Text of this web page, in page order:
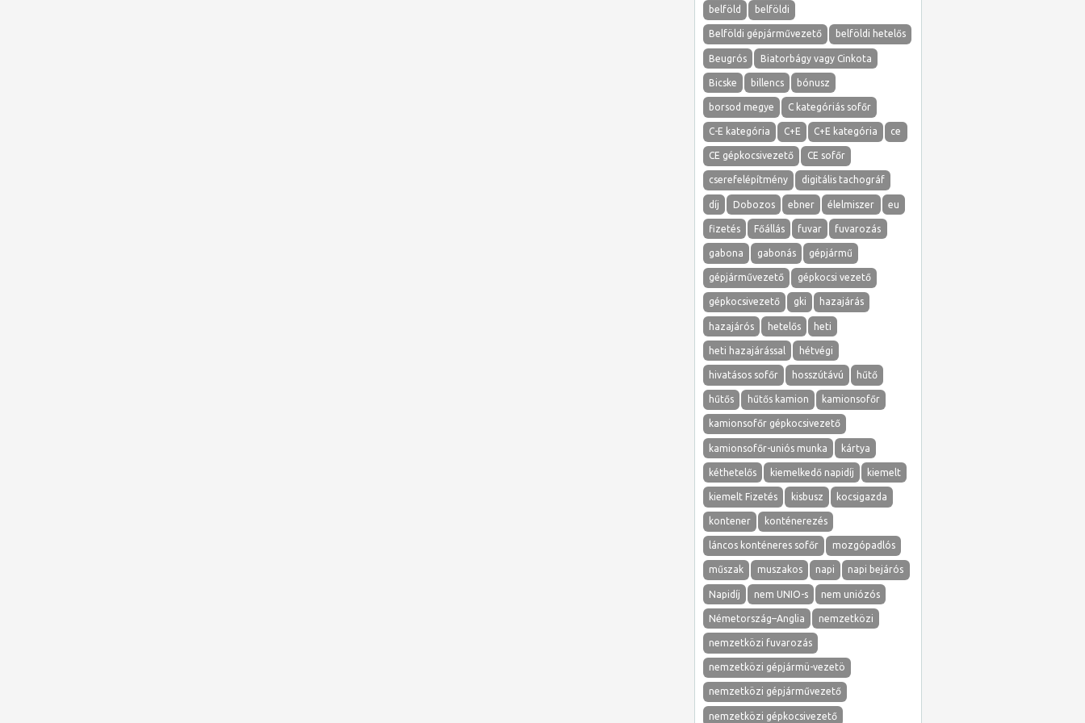
belföld belföldi
Belföldi gépjárművezető belföldi hetelős
Beugrós Biatorbágy vagy Cinkota
Bicske billencs bónusz
borsod megye C kategóriás sofőr
C-E kategória C+E C+E kategória ce
CE gépkocsivezető CE sofőr
cserefelépítmény digitális tachográf
díj Dobozos ebner élelmiszer eu
fizetés Főállás fuvar fuvarozás
gabona gabonás gépjármű
gépjárművezető gépkocsi vezető
gépkocsivezető gki hazajárás
hazajárós hetelős heti
heti hazajárással hétvégi
hivatásos sofőr hosszútávú hűtő
hűtős hűtős kamion kamionsofőr
kamionsofőr gépkocsivezető
kamionsofőr-uniós munka kártya
kéthetelős kiemelkedő napidíj kiemelt
kiemelt Fizetés kisbusz kocsigazda
kontener konténerezés
láncos konténeres sofőr mozgópadlós
műszak muszakos napi napi bejárós
Napidíj nem UNIO-s nem uniózós
Németország–Anglia nemzetközi
nemzetközi fuvarozás
nemzetközi gépjármü-vezetö
nemzetközi gépjárművezető
nemzetközi gépkocsivezető